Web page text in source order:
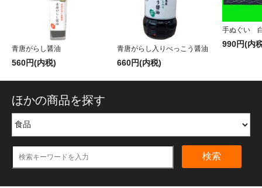
青唐がらし醤油
560円(内税)
青唐がらし入りべっこう醤油
660円(内税)
手ぬぐい
990円(内
ほかの商品を探す
検索